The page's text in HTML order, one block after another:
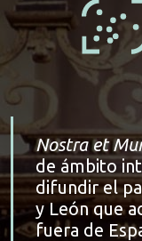
Nostra et
de ámbito
difundir el
y León que
fuera de